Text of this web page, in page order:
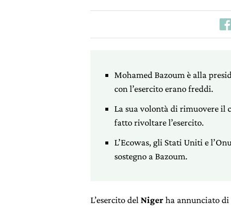
Mohamed Bazoum è alla
con l’esercito erano freddi.
La sua volontà di rimuovere il
fatto rivoltare l’esercito.
L’Ecowas, gli Stati Uniti e
sostegno a Bazoum.
L’esercito del Nigerha annunciato